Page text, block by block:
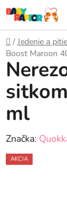
Prejsť
na
obsah
Domov
/ Jedenie a pitie
Boost Maroon
ml
Značka:
AKCIA